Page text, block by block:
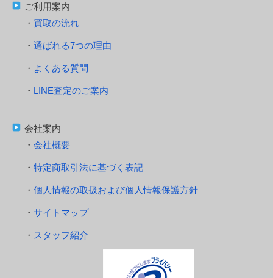
ご利用案内
買取の流れ
選ばれる7つの理由
よくある質問
LINE査定のご案内
会社案内
会社概要
特定商取引法に基づく表記
個人情報の取扱および個人情報保護方針
サイトマップ
スタッフ紹介